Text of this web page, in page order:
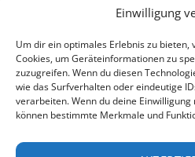
Einwilligung
Um dir ein optimales Erlebnis zu bieten,
Cookies, um Geräteinformationen zu
zuzugreifen. Wenn du diesen
wie das Surfverhalten oder eindeutige
verarbeiten. Wenn du deine
können bestimmte Merkmale und
um den Kauf